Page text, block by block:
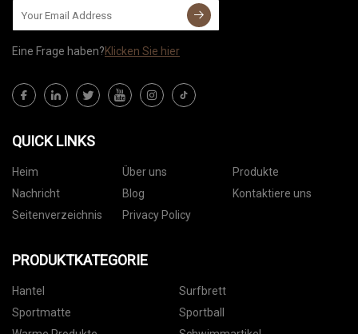
Eine Frage haben?Klicken Sie hier
QUICK LINKS
Heim Über uns
Produkte
Nachricht
Blog
Kontaktiere uns
Seitenverzeichnis
Privacy Policy
PRODUKTKATEGORIE
Hantel
Surfbrett
Sportmatte
Sportball